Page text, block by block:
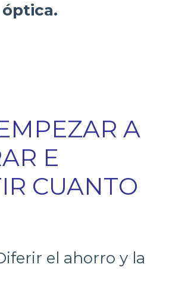
A
E
CUANTO
el ahorro y la